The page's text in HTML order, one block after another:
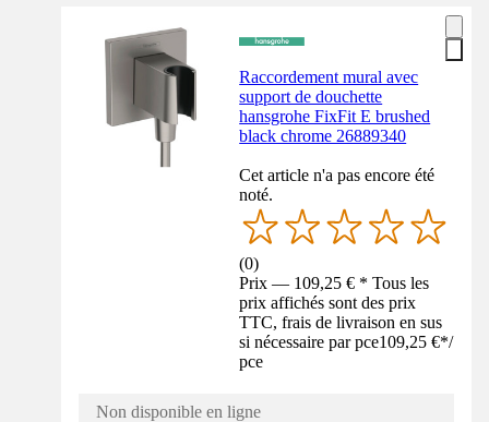
Raccordement mural avec
support de douchette
hansgrohe FixFit E brushed
black chrome 26889340
Cet article n'a pas encore été
noté.
(0)
Prix — 109,25 € * Tous les
prix affichés sont des prix
TTC, frais de livraison en sus
si nécessaire par pce109,25 €*/
pce
Non disponible en ligne